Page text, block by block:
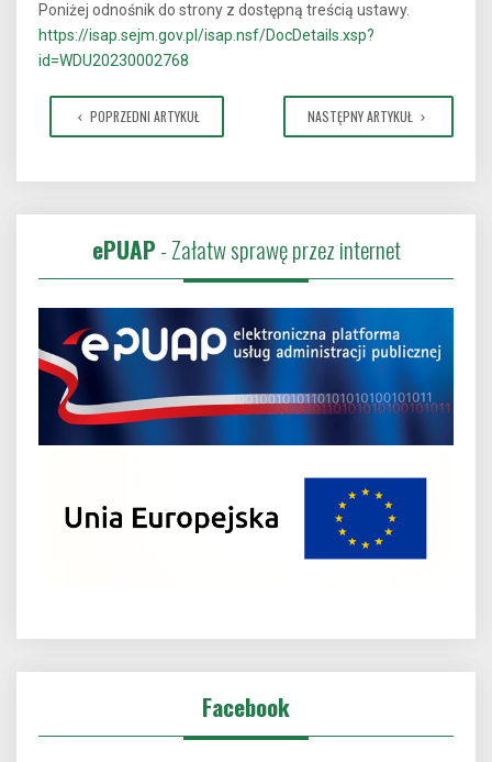
Poniżej odnośnik do strony z dostępną treścią ustawy.
https://isap.sejm.gov.pl/isap.nsf/DocDetails.xsp?
id=WDU20230002768
POPRZEDNI ARTYKUŁ NASTĘPNY ARTYKUŁ
ePUAP- Załatw sprawę przez internet
Facebook